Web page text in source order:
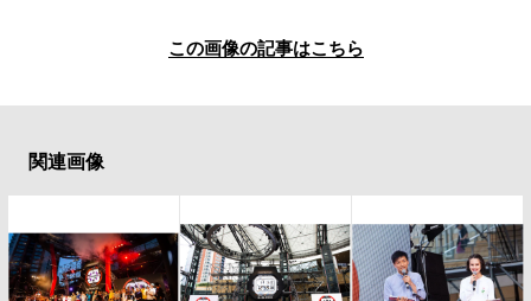
この画像の記事はこちら
関連画像